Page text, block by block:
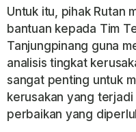
Untuk itu, pihak Rutan
bantuan kepada Tim
Tanjungpinang guna
analisis tingkat
sangat penting untuk
kerusakan yang
perbaikan yang